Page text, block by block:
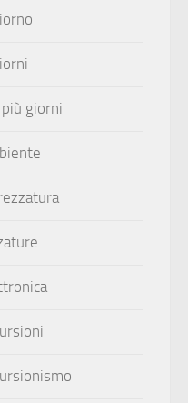
giorni